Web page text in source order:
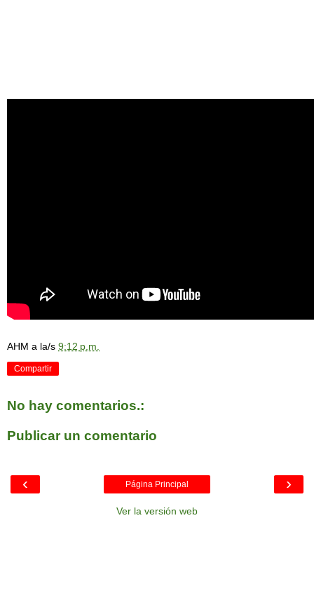
AHM a la/s 9:12 p.m.
Compartir
No hay comentarios.:
Publicar un comentario
‹ ›
Página Principal
Ver la versión web